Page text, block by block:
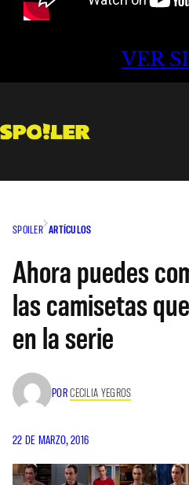
VER
SPOILER ARTÍCULOS
Ahora puedes
las camisetas
en la serie
PORCECILIA YEGROS
22 DE MARZO, 2016